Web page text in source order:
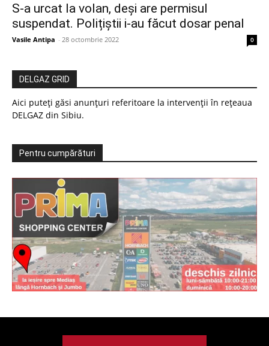
S-a urcat la volan, deși are permisul
suspendat. Polițiștii i-au făcut dosar penal
Vasile Antipa - 28 octombrie 2022 0
DELGAZ GRID
Aici puteți găsi anunțuri referitoare la intervenții în rețeaua
DELGAZ din Sibiu.
Pentru cumpărături